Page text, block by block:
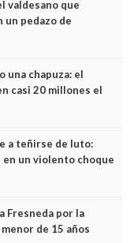
valdesano que
un pedazo de
una chapuza: el
casi 20 millones el
no cabían por los
a teñirse de luto:
en un violento choque
Fresneda por la
de 15 años